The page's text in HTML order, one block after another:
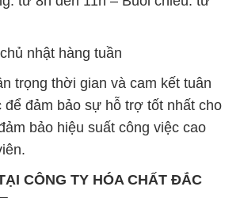
để đảm bảo sự hỗ trợ tốt nhất cho
bảo hiệu suất công việc cao
CÔNG TY HÓA CHẤT ĐẮC
Quốc lộ 1A, Phường Bình Trị
Tân, Sài Gòn TP. Hồ Chí